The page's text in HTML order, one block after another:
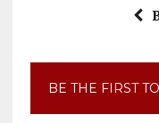
BE THE FIRST